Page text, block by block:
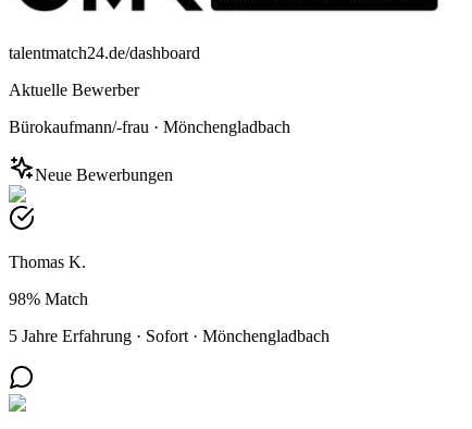
talentmatch24.de/dashboard
Aktuelle Bewerber
Bürokaufmann/-frau · Mönchengladbach
Neue Bewerbungen
Thomas K.
98% Match
5 Jahre Erfahrung · Sofort · Mönchengladbach